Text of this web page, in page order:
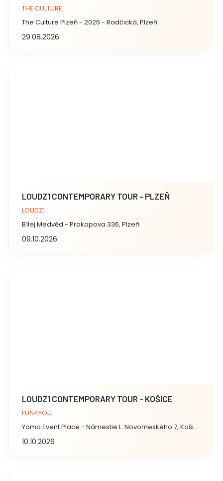
THE CULTURE
The Culture Plzeň - 2026 - Radčická, Plzeň
29.08.2026
LOUDZ1 CONTEMPORARY TOUR - PLZEŇ
LOUDZ1
Bílej Medvěd - Prokopova 336, Plzeň
09.10.2026
LOUDZ1 CONTEMPORARY TOUR - KOŠICE
FUN4YOU
Yama Event Place - Námestie L. Novomeského 7, Košice I
10.10.2026